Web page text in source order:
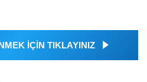
İÇİN TIKLAYINIZ